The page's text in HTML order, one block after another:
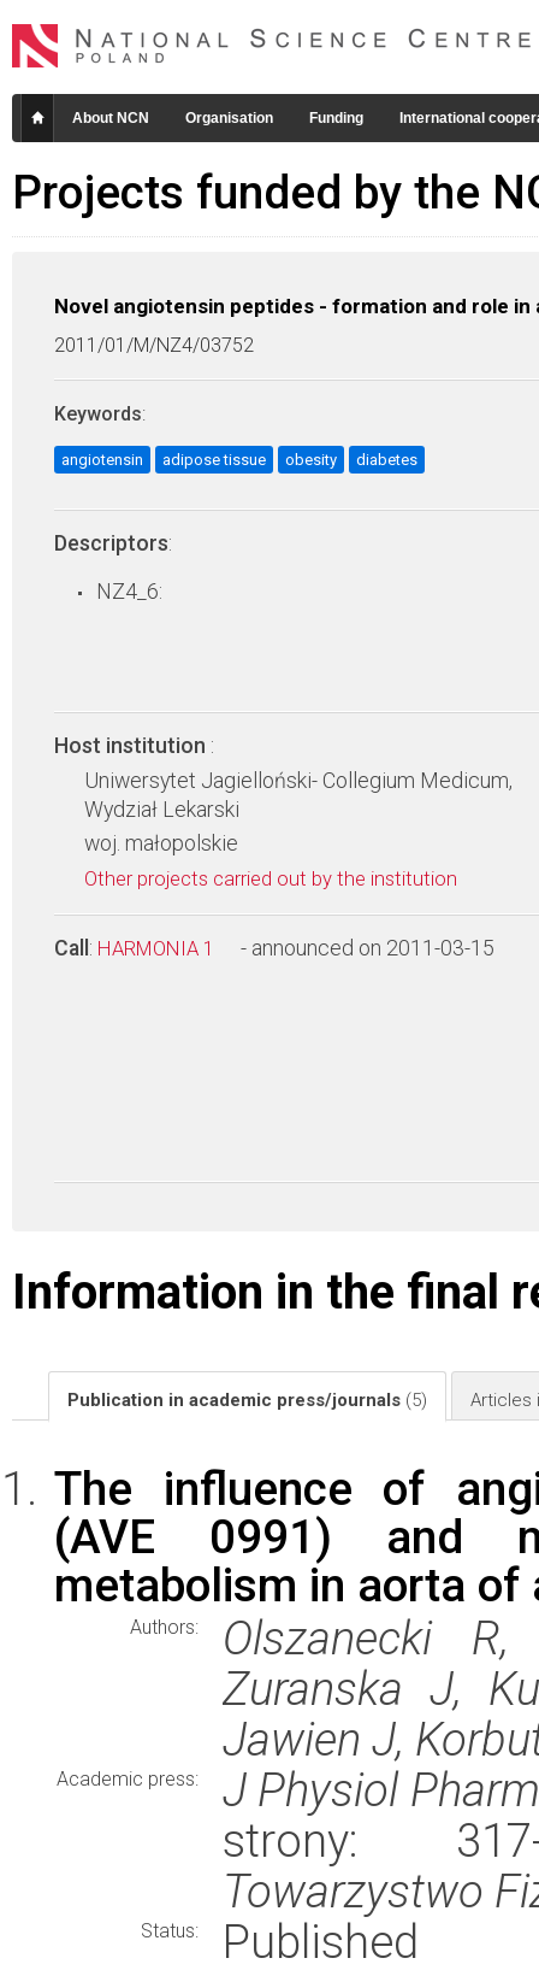
About NCN Organisation Funding International
Projects funded by the
Novel angiotensin peptides - formation and role
2011/01/M/NZ4/03752
Keywords:
angiotensin adipose tissue obesity diabetes
Descriptors:
NZ4_6:
Host institution :
Uniwersytet Jagielloński- Collegium Medicum,
Wydział Lekarski
woj. małopolskie
Other projects carried out by the institution
Call : HARMONIA 1 - announced on 2011-03-15
Information in the final
Publication in academic press/journals (5) Articles
The influence of
(AVE 0991) and
metabolism in aorta of
Authors:
Olszanecki
Zuranska J,
Jawien J,
Academic press:
J Physiol
strony:
Towarzystwo
Status:
Published